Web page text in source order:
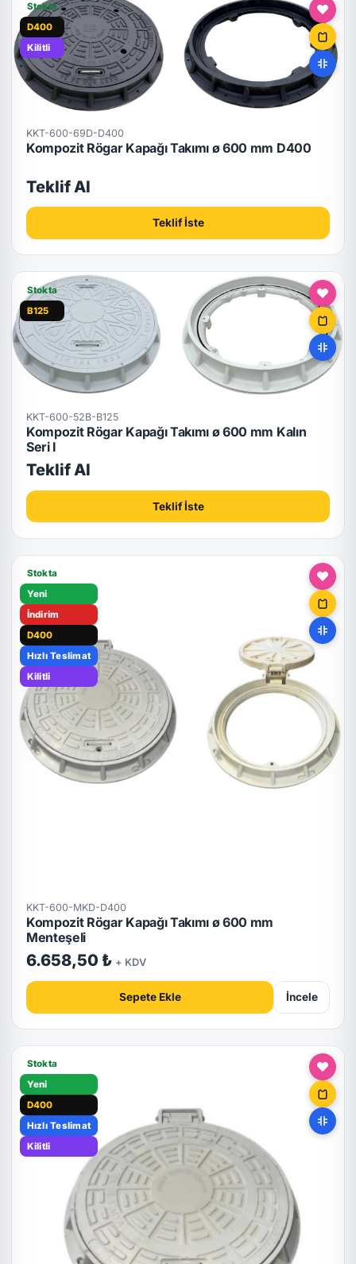
Stokta
D400
Kilitli
KKT-600-69D-D400
Kompozit Rögar Kapağı Takımı ø 600 mm D400
Teklif Al
Teklif İste
Stokta
B125
KKT-600-52B-B125
Kompozit Rögar Kapağı Takımı ø 600 mm Kalın
Seri I
Teklif Al
Teklif İste
Stokta
Yeni
İndirim
D400
Hızlı Teslimat
Kilitli
KKT-600-MKD-D400
Kompozit Rögar Kapağı Takımı ø 600 mm
Menteşeli
6.658,50 ₺ + KDV
Sepete Ekle İncele
Stokta
Yeni
D400
Hızlı Teslimat
Kilitli